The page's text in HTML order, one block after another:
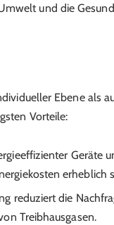
und die
Ebene als
Vorteile:
Geräte
erheblich
reduziert die
Treibhausgasen.